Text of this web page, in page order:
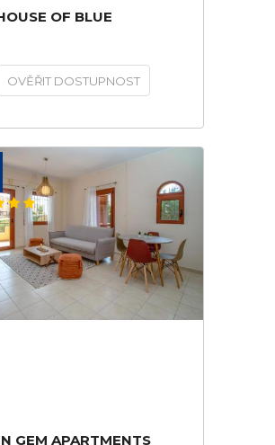
OF BLUE
OVĚŘIT DOSTUPNOST
GEM APARTMENTS